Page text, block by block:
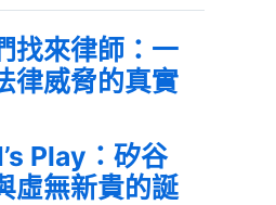
找來律師：一
律威脅的真實
Play：矽谷
虛無新貴的誕